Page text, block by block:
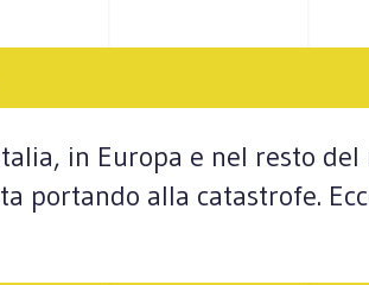
in Europa e nel resto
portando alla catastrofe.